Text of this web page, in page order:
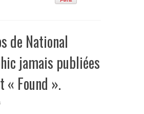
de National
jamais publiées
« Found ».